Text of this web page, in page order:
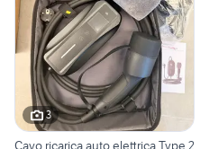
3
Cavo ricarica auto elettrica Type 2